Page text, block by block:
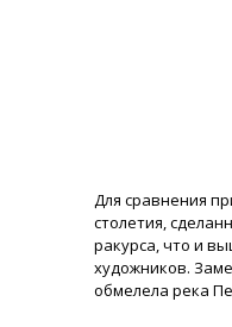
Для сравнения
столетия,
ракурса, что и
художников.
обмелела река